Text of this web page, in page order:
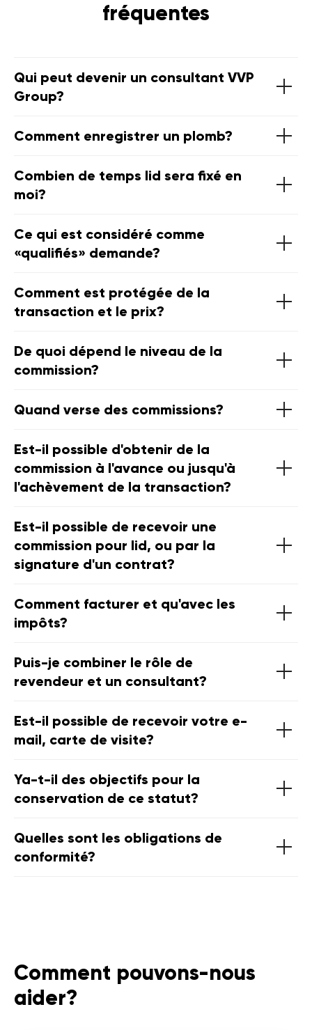
fréquentes
Qui peut devenir un consultant VVP
Group?
Comment enregistrer un plomb?
Combien de temps lid sera fixé en
moi?
Ce qui est considéré comme
«qualifiés» demande?
Comment est protégée de la
transaction et le prix?
De quoi dépend le niveau de la
commission?
Quand verse des commissions?
Est-il possible d'obtenir de la
commission à l'avance ou jusqu'à
l'achèvement de la transaction?
Est-il possible de recevoir une
commission pour lid, ou par la
signature d'un contrat?
Comment facturer et qu'avec les
impôts?
Puis-je combiner le rôle de
revendeur et un consultant?
Est-il possible de recevoir votre e-
mail, carte de visite?
Ya-t-il des objectifs pour la
conservation de ce statut?
Quelles sont les obligations de
conformité?
Comment pouvons-nous
aider?